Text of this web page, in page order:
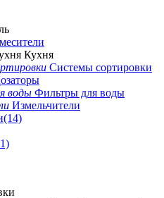
Кухня
Системы сортировки
Фильтры для воды
Измельчители
(14)